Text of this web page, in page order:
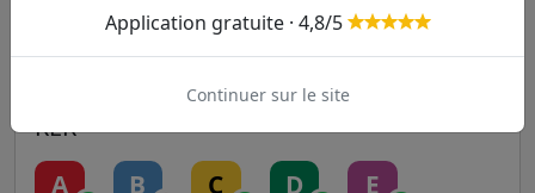
14
RER
A B C D E
Application gratuite · 4,8/5
Continuer sur le site